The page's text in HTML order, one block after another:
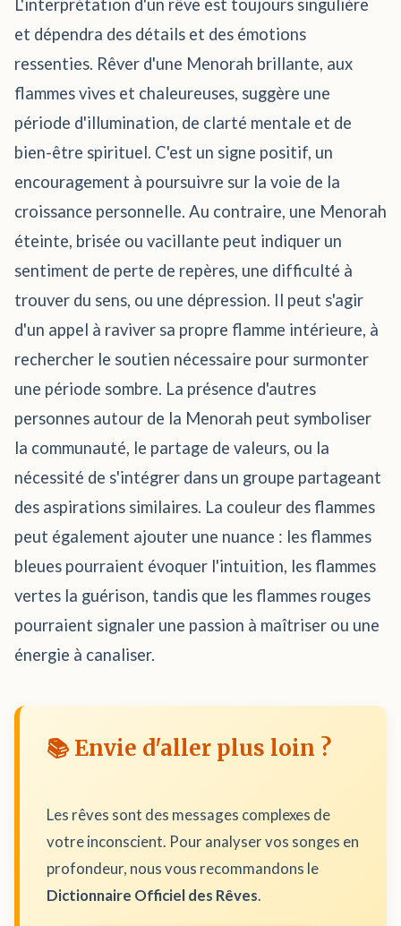
L'interprétation d'un rêve est toujours singulière
et dépendra des détails et des émotions
ressenties. Rêver d'une Menorah brillante, aux
flammes vives et chaleureuses, suggère une
période d'illumination, de clarté mentale et de
bien-être spirituel. C'est un signe positif, un
encouragement à poursuivre sur la voie de la
croissance personnelle. Au contraire, une Menorah
éteinte, brisée ou vacillante peut indiquer un
sentiment de perte de repères, une difficulté à
trouver du sens, ou une dépression. Il peut s'agir
d'un appel à raviver sa propre flamme intérieure, à
rechercher le soutien nécessaire pour surmonter
une période sombre. La présence d'autres
personnes autour de la Menorah peut symboliser
la communauté, le partage de valeurs, ou la
nécessité de s'intégrer dans un groupe partageant
des aspirations similaires. La couleur des flammes
peut également ajouter une nuance : les flammes
bleues pourraient évoquer l'intuition, les flammes
vertes la guérison, tandis que les flammes rouges
pourraient signaler une passion à maîtriser ou une
énergie à canaliser.
📚 Envie d'aller plus loin ?
Les rêves sont des messages complexes de
votre inconscient. Pour analyser vos songes en
profondeur, nous vous recommandons le
Dictionnaire Officiel des Rêves.